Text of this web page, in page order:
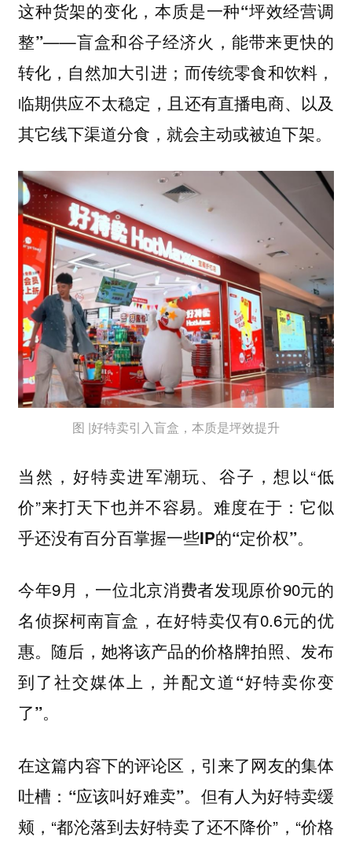
这种货架的变化，本质是一种“坪效经营调
整”——盲盒和谷子经济火，能带来更快的
转化，自然加大引进；而传统零食和饮料，
临期供应不太稳定，且还有直播电商、以及
其它线下渠道分食，就会主动或被迫下架。
图 |好特卖引入盲盒，本质是坪效提升
当然，好特卖进军潮玩、谷子，想以“低
价”来打天下也并不容易。难度在于：它似
乎还没有百分百掌握一些IP的“定价权”。
今年9月，一位北京消费者发现原价90元的
名侦探柯南盲盒，在好特卖仅有0.6元的优
惠。随后，她将该产品的价格牌拍照、发布
到了社交媒体上，并配文道“好特卖你变
了”。
在这篇内容下的评论区，引来了网友的集体
吐槽： “应该叫好难卖”。 但有人为好特卖缓
颊，“都沦落到去好特卖了还不降价”，“价格